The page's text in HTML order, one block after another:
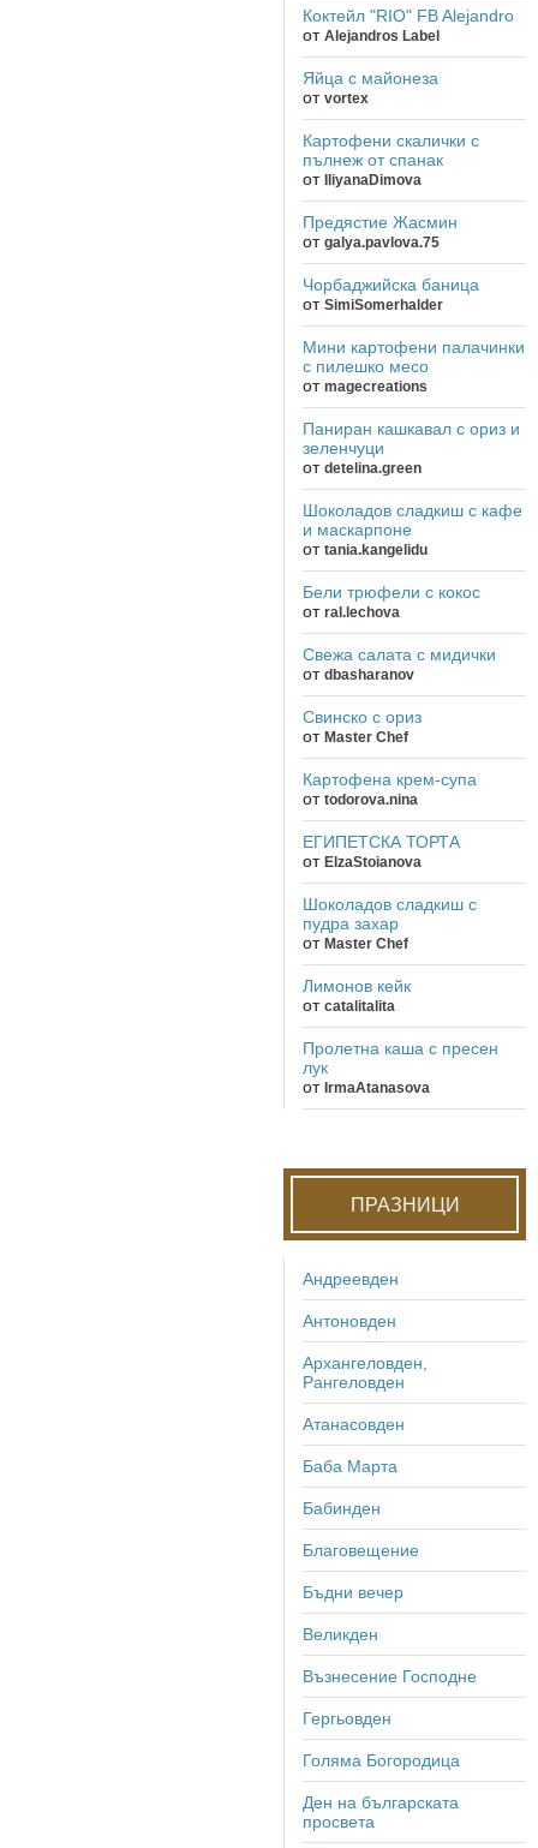
Коктейл "RIO" FB Alejandro
от Alejandros Label
Яйца с майонеза
от vortex
Картофени скалички с
пълнеж от спанак
от IliyanaDimova
Предястие Жасмин
от galya.pavlova.75
Чорбаджийска баница
от SimiSomerhalder
Мини картофени палачинки
с пилешко месо
от magecreations
Паниран кашкавал с ориз и
зеленчуци
от detelina.green
Шоколадов сладкиш с кафе
и маскарпоне
от tania.kangelidu
Бели трюфели с кокос
от ral.lechova
Свежа салата с мидички
от dbasharanov
Свинско с ориз
от Master Chef
Картофена крем-супа
от todorova.nina
ЕГИПЕТСКА ТОРТА
от ElzaStoianova
Шоколадов сладкиш с
пудра захар
от Master Chef
Лимонов кейк
от catalitalita
Пролетна каша с пресен
лук
от IrmaAtanasova
ПРАЗНИЦИ
Андреевден
Антоновден
Архангеловден,
Рангеловден
Атанасовден
Баба Марта
Бабинден
Благовещение
Бъдни вечер
Великден
Възнесение Господне
Гергьовден
Голяма Богородица
Ден на българската
просвета